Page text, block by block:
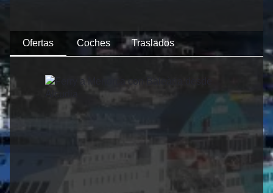
Ofertas Coches Traslados